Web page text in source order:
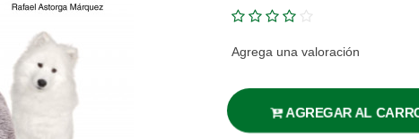
Agrega una valoración
AGREGAR AL